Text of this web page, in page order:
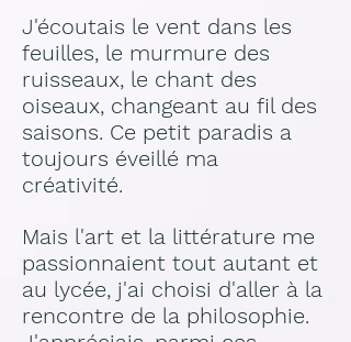
J'écoutais le vent dans les
feuilles, le murmure des
ruisseaux, le chant des
oiseaux, changeant au fil des
saisons. Ce petit paradis a
toujours éveillé ma
créativité.
Mais l'art et la littérature me
passionnaient tout autant et
au lycée, j'ai choisi d'aller à la
rencontre de la philosophie.